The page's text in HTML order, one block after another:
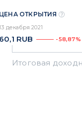
ЦЕНА ОТКРЫТИЯ
декабря 2021
60,1 RUB -58,87%